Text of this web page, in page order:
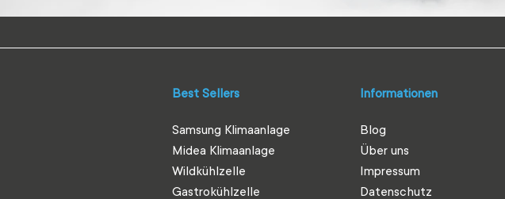
Best Sellers
Samsung Klimaanlage
Midea Klimaanlage
Wildkühlzelle
Gastrokühlzelle
Informationen
Blog
Über uns
Impressum
Datenschutz